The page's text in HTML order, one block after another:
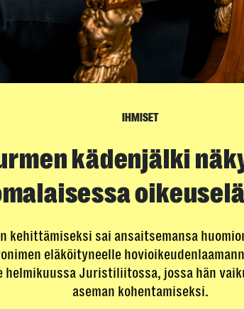
IHMISET
kädenjälki
kehittämiseksi sai ansaitsemansa
eläköityneelle
Juristiliitossa, jossa hän
aseman kohentamiseksi.